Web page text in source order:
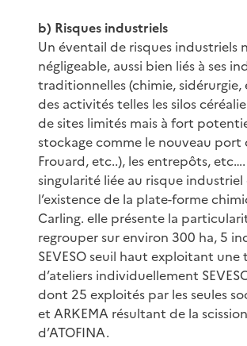
b) Risques industriels
Un éventail de risques industriels
négligeable, aussi bien liés à ses
traditionnelles (chimie, sidérurgie,
des activités telles les silos
de sites limités mais à fort
stockage comme le nouveau port
Frouard, etc..), les entrepôts,
singularité liée au risque
l’existence de la plate-forme
Carling. elle présente la
regrouper sur environ 300 ha, 5
SEVESO seuil haut exploitant
d’ateliers individuellement
dont 25 exploités par les seules
et ARKEMA résultant de la scission
d’ATOFINA.